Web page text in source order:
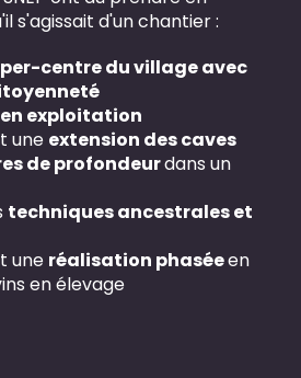
s'agissait d'un chantier :
centre du village avec
exploitation
une extension des caves
de profondeurdans un
techniques ancestrales et
une réalisation phaséeen
en élevage